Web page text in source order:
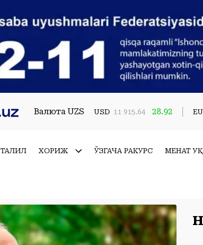
Валюта UZS USD 11 915.64 28.92
ТАҲЛИЛ ХОРИЖ ЎЗГАЧА РАКУРС МЕҲНАТ